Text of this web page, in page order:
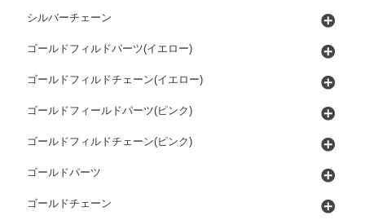
シルバーチェーン
ゴールドフィルドパーツ(イエロー)
ゴールドフィルドチェーン(イエロー)
ゴールドフィールドパーツ(ピンク)
ゴールドフィルドチェーン(ピンク)
ゴールドパーツ
ゴールドチェーン